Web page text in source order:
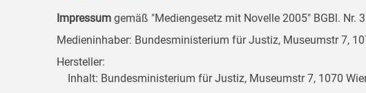
Impressum gemäß "Mediengesetz mit Novelle 2005" BGBl. Nr.
Medieninhaber: Bundesministerium für Justiz, Museumstr 7,
Hersteller:
Inhalt: Bundesministerium für Justiz, Museumstr 7, 1070